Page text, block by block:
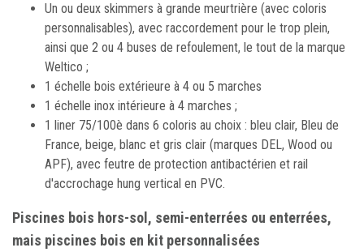
Un ou deux skimmers à grande meurtrière (avec coloris
personnalisables), avec raccordement pour le trop plein,
ainsi que 2 ou 4 buses de refoulement, le tout de la marque
Weltico ;
1 échelle bois extérieure à 4 ou 5 marches
1 échelle inox intérieure à 4 marches ;
1 liner 75/100è dans 6 coloris au choix : bleu clair, Bleu de
France, beige, blanc et gris clair (marques DEL, Wood ou
APF), avec feutre de protection antibactérien et rail
d'accrochage hung vertical en PVC.
Piscines bois hors-sol, semi-enterrées ou enterrées,
mais piscines bois en kit personnalisées